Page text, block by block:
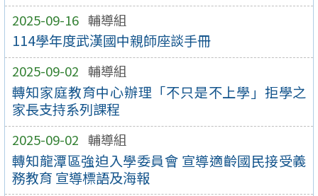
2025-09-16 輔導組
114學年度武漢國中親師座談手冊
2025-09-02 輔導組
轉知家庭教育中心辦理「不只是不上學」拒學之
家長支持系列課程
2025-09-02 輔導組
轉知龍潭區強迫入學委員會 宣導適齡國民接受義
務教育 宣導標語及海報